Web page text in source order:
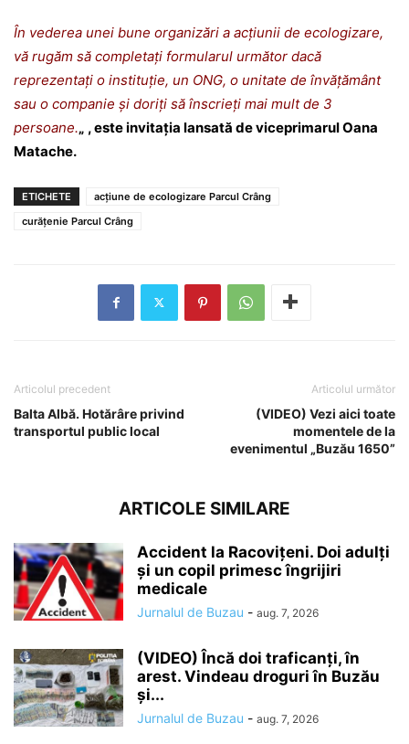
În vederea unei bune organizări a acțiunii de ecologizare,
vă rugăm să completați formularul următor dacă
reprezentați o instituție, un ONG, o unitate de învățământ
sau o companie și doriți să înscrieți mai mult de 3
persoane.„ , este invitația lansată de viceprimarul Oana
Matache.
ETICHETE
acțiune de ecologizare Parcul Crâng
curățenie Parcul Crâng
Articolul precedent
Balta Albă. Hotărâre privind
transportul public local
Articolul următor
(VIDEO) Vezi aici toate
momentele de la
evenimentul „Buzău 1650”
ARTICOLE SIMILARE
Accident la Racovițeni. Doi adulți
și un copil primesc îngrijiri
medicale
Jurnalul de Buzau - aug. 7, 2026
(VIDEO) Încă doi traficanți, în
arest. Vindeau droguri în Buzău
și...
Jurnalul de Buzau - aug. 7, 2026